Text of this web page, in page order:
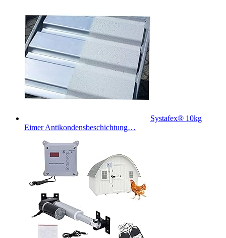
Systafex® 10kg
Eimer Antikondensbeschichtung…